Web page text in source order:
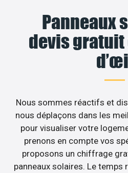
Panneaux
devis
Nous sommes réactifs et
nous déplaçons dans les
pour visualiser votre
prenons en compte vos
proposons un chiffrage
panneaux solaires. Le temps